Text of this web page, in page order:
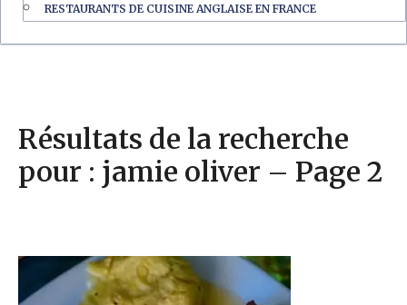
RESTAURANTS DE CUISINE ANGLAISE EN FRANCE
Résultats de la recherche
pour : jamie oliver – Page 2